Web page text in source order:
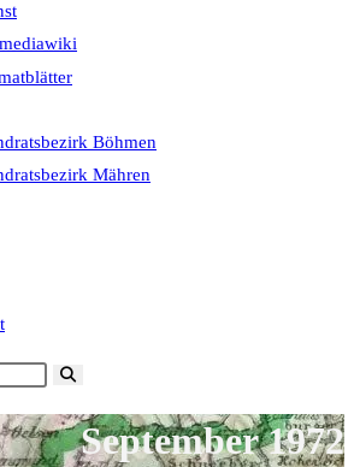
Böhmen
Mähren
September 1972